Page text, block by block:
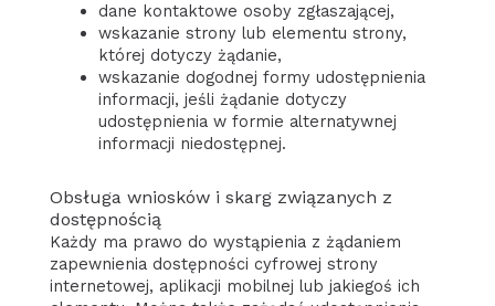
dane kontaktowe osoby zgłaszającej,
wskazanie strony lub elementu strony,
której dotyczy żądanie,
wskazanie dogodnej formy udostępnienia
informacji, jeśli żądanie dotyczy
udostępnienia w formie alternatywnej
informacji niedostępnej.
Obsługa wniosków i skarg związanych z
dostępnością
Każdy ma prawo do wystąpienia z żądaniem
zapewnienia dostępności cyfrowej strony
internetowej, aplikacji mobilnej lub jakiegoś ich